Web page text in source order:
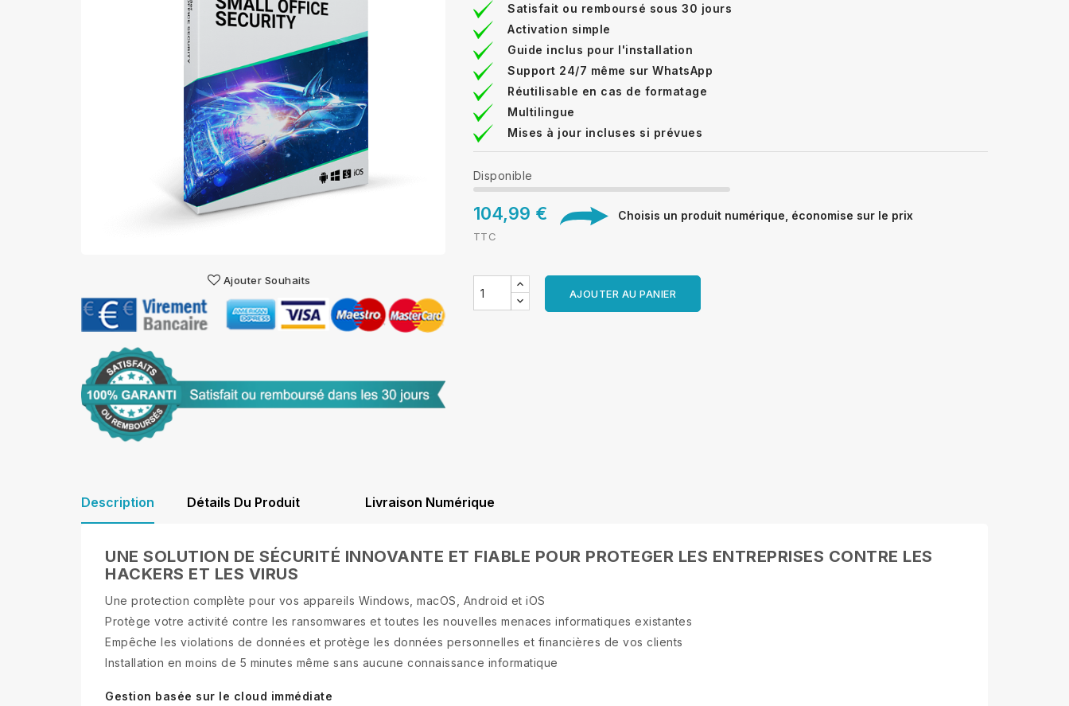
Ajouter Souhaits
Satisfait ou remboursé sous 30 jours
Activation simple
Guide inclus pour l'installation
Support 24/7 même sur WhatsApp
Réutilisable en cas de formatage
Multilingue
Mises à jour incluses si prévues
Disponible
104,99 € Choisis un produit numérique, économise sur le prix
TTC
AJOUTER AU PANIER
Description Détails Du Produit Livraison Numérique
UNE SOLUTION DE SÉCURITÉ INNOVANTE ET FIABLE POUR PROTEGER LES ENTREPRISES CONTRE LES
HACKERS ET LES VIRUS
Une protection complète pour vos appareils Windows, macOS, Android et iOS
Protège votre activité contre les ransomwares et toutes les nouvelles menaces informatiques existantes
Empêche les violations de données et protège les données personnelles et financières de vos clients
Installation en moins de 5 minutes même sans aucune connaissance informatique
Gestion basée sur le cloud immédiate